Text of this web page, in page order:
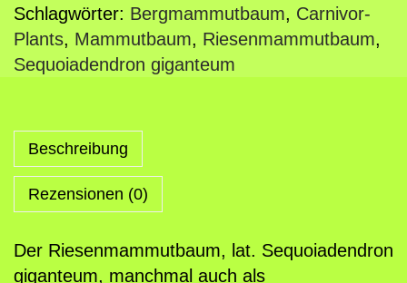
e
n
m
m
u
t
a
u
Schlagwörter: Bergmammutbaum, Carnivor-
Plants, Mammutbaum, Riesenmammutbaum,
Sequoiadendron giganteum
Beschreibung
Rezensionen (0)
Der Riesenmammutbaum, lat. Sequoiadendron
giganteum, manchmal auch als